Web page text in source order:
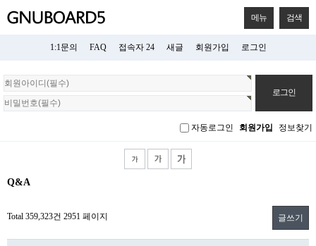
메뉴 검색
1:1문의 FAQ 접속자 24 새글 회원가입 로그인
회
원
로
자동로그인 회원가입 정보찾기
Q&A
Total 359,323건 2951 페이지 글쓰기